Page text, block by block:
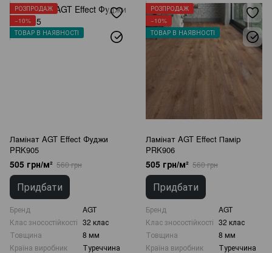
РОЗПРОДАЖ
−10%
ТОВАР В НАЯВНОСТІ
Ламінат AGT Effect Фуджи
PRK905
505 грн/м² 560 грн
Придбати
Бренд
AGT
Клас зносостійкості 32 клас
Товщина
8 мм
Країна виробник
Туреччина
РОЗПРОДАЖ
−10%
ТОВАР В НАЯВНОСТІ
Ламінат AGT Effect Памір
PRK906
505 грн/м² 560 грн
Придбати
Бренд
AGT
Клас зносостійкості 32 клас
Товщина
8 мм
Країна виробник
Туреччина